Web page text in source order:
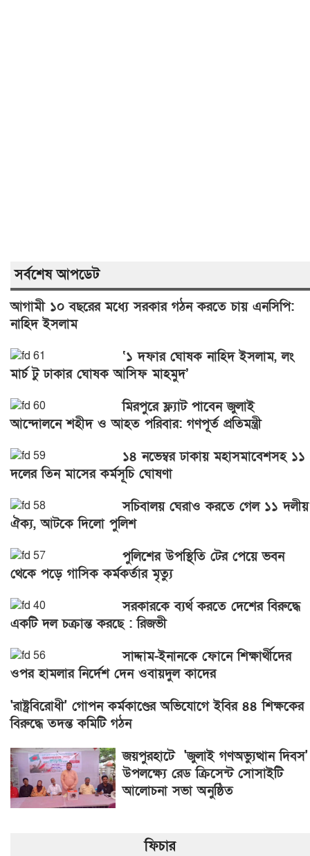
সর্বশেষ আপডেট
আগামী ১০ বছরের মধ্যে সরকার গঠন করতে চায় এনসিপি:
নাহিদ ইসলাম
‘১ দফার ঘোষক নাহিদ ইসলাম, লং
মার্চ টু ঢাকার ঘোষক আসিফ মাহমুদ’
মিরপুরে ফ্ল্যাট পাবেন জুলাই
আন্দোলনে শহীদ ও আহত পরিবার: গণপূর্ত প্রতিমন্ত্রী
১৪ নভেম্বর ঢাকায় মহাসমাবেশসহ ১১
দলের তিন মাসের কর্মসূচি ঘোষণা
সচিবালয় ঘেরাও করতে গেল ১১ দলীয়
ঐক্য, আটকে দিলো পুলিশ
পুলিশের উপস্থিতি টের পেয়ে ভবন
থেকে পড়ে গাসিক কর্মকর্তার মৃত্যু
সরকারকে ব্যর্থ করতে দেশের বিরুদ্ধে
একটি দল চক্রান্ত করছে : রিজভী
সাদ্দাম-ইনানকে ফোনে শিক্ষার্থীদের
ওপর হামলার নির্দেশ দেন ওবায়দুল কাদের
'রাষ্ট্রবিরোধী' গোপন কর্মকাণ্ডের অভিযোগে ইবির ৪৪ শিক্ষকের
বিরুদ্ধে তদন্ত কমিটি গঠন
জয়পুরহাটে 'জুলাই গণঅভ্যুত্থান দিবস'
উপলক্ষ্যে রেড ক্রিসেন্ট সোসাইটি
আলোচনা সভা অনুষ্ঠিত
ফিচার